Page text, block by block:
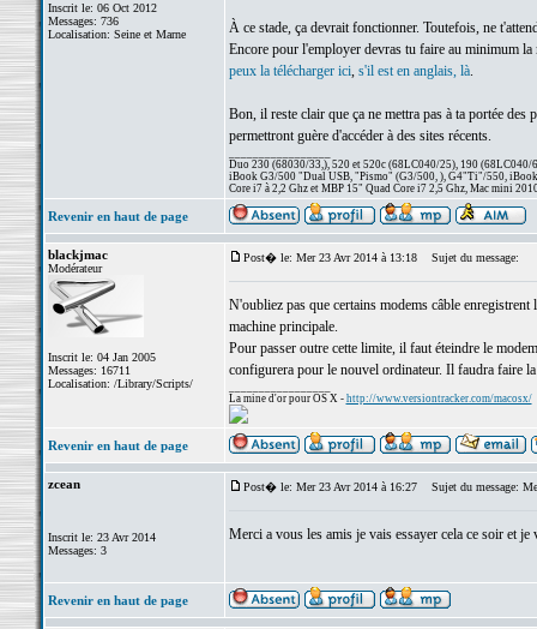
Inscrit le: 06 Oct 2012
Messages: 736
Localisation: Seine et Marne
À ce stade, ça devrait fonctionner. Toutefois, ne
Encore pour l'employer devras tu faire au minimum
peux la télécharger ici, s'il est en anglais, là.
Bon, il reste clair que ça ne mettra pas à ta portée
permettront guère d'accéder à des sites récents.
Duo 230 (68030/33,), 520 et 520c (68LC040/25), 190 (68LC040/
iBook G3/500 "Dual USB, "Pismo" (G3/500, ), G4"Ti"/550,
Core i7 à 2,2 Ghz et MBP 15" Quad Core i7 2,5 Ghz, Mac mini
Revenir en haut de page
blackjmac
Modérateur
Inscrit le: 04 Jan 2005
Messages: 16711
Localisation: /Library/Scripts/
Post� le: Mer 23 Avr 2014 à 13:18 Sujet du message:
N'oubliez pas que certains modems câble
machine principale.
Pour passer outre cette limite, il faut éteindre le
configurera pour le nouvel ordinateur. Il faudra faire
La mine d'or pour OS X - http://www.versiontracker.com/macosx/
Revenir en haut de page
zcean
Inscrit le: 23 Avr 2014
Messages: 3
Post� le: Mer 23 Avr 2014 à 16:27 Sujet du message:
Merci a vous les amis je vais essayer cela ce soir et
Revenir en haut de page